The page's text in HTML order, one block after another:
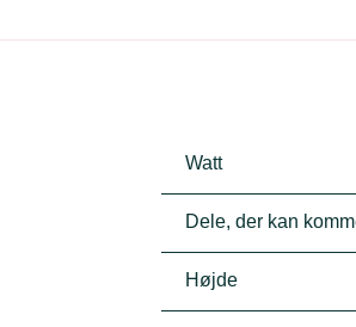
Watt
Dele, der kan
Højde